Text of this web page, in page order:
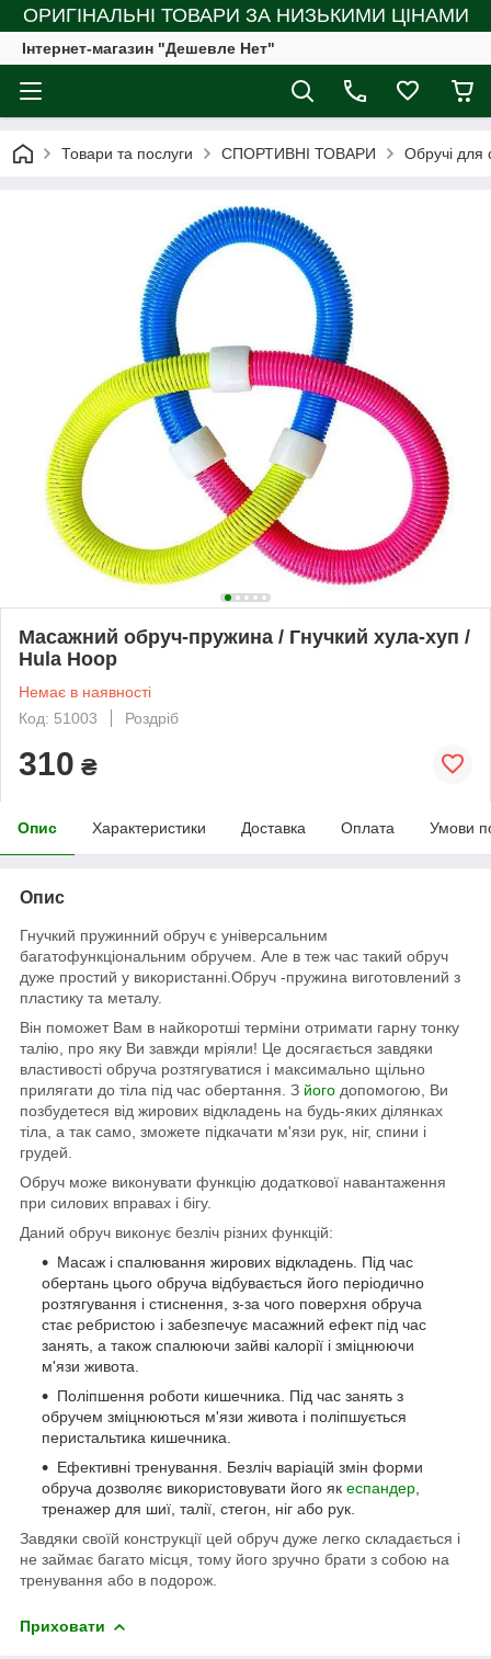
ОРИГІНАЛЬНІ ТОВАРИ ЗА НИЗЬКИМИ ЦІНАМИ
Інтернет-магазин "Дешевле Нет"
Товари та послуги СПОРТИВНІ ТОВАРИ Обручі для
Масажний обруч-пружина / Гнучкий хула-хуп /
Hula Hoop
Немає в наявності
Код: 51003
Роздріб
310 ₴
Опис Характеристики Доставка Оплата Умови
Опис
Гнучкий пружинний обруч є універсальним
багатофункціональним обручем. Але в теж час такий обруч
дуже простий у використанні. Обруч -пружина виготовлений з
пластику та металу.
Він поможет Вам в найкоротші терміни отримати гарну тонку
талію , про яку Ви завжди мріяли! Це досягається завдяки
властивості обруча розтягуватися і максимально щільно
прилягати до тіла під час обертання. З його допомогою, Ви
позбудетеся від жирових відкладень на будь-яких ділянках
тіла, а так само, зможете підкачати м'язи рук, ніг, спини і
грудей.
Обруч може виконувати функцію додаткової навантаження
при силових вправах і бігу.
Даний обруч виконує безліч різних функцій:
Масаж і спалювання жирових відкладень. Під час
обертань цього обруча відбувається його періодично
розтягування і стиснення, з-за чого поверхня обруча
стає ребристою і забезпечує масажний ефект під час
занять, а також спалюючи зайві калорії і зміцнюючи
м'язи живота.
Поліпшення роботи кишечника. Під час занять з
обручем зміцнюються м'язи живота і поліпшується
перистальтика кишечника.
Ефективні тренування. Безліч варіацій змін форми
обруча дозволяє використовувати його як еспандер
тренажер для шиї, талії, стегон, ніг або рук.
Завдяки своїй конструкції цей обруч дуже легко складається і
не займає багато місця, тому його зручно брати з собою на
тренування або в подорож.
Приховати